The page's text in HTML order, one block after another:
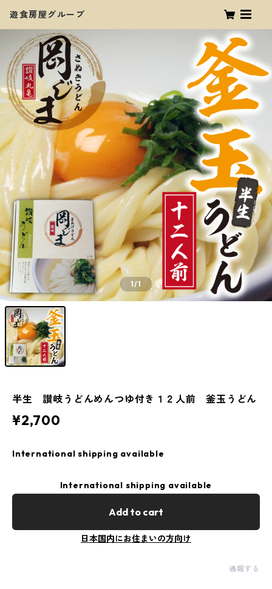
遊食房屋グループ
1/1
半生 讃岐うどんめんつゆ付き１２人前 釜玉うどん
¥2,700
International shipping available
International shipping available
Add to cart
日本国内にお住まいの方向け
通報する